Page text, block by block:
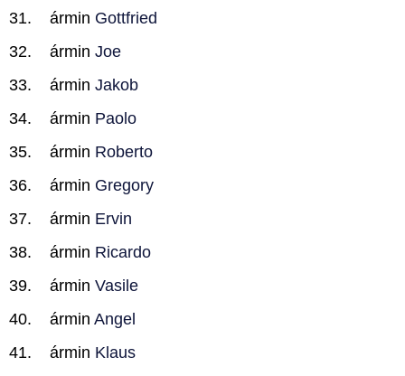
ármin Gottfried
ármin Joe
ármin Jakob
ármin Paolo
ármin Roberto
ármin Gregory
ármin Ervin
ármin Ricardo
ármin Vasile
ármin Angel
ármin Klaus